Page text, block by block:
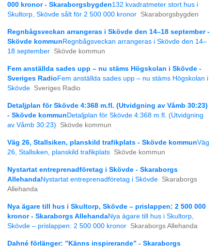
000 kronor - Skaraborgsbygden132 kvadratmeter stort hus i
Skultorp, Skövde sålt för 2 500 000 kronor Skaraborgsbygden
Regnbågsveckan arrangeras i Skövde den 14–18 september -
Skövde kommun Regnbågsveckan arrangeras i Skövde den 14–
18 september Skövde kommun
Fem anställda sades upp – nu stäms Högskolan i Skövde -
Sveriges Radio Fem anställda sades upp – nu stäms Högskolan i
Skövde Sveriges Radio
Detaljplan för Skövde 4:368 m.fl. (Utvidgning av Våmb 30:23)
- Skövde kommun Detaljplan för Skövde 4:368 m.fl. (Utvidgning
av Våmb 30:23)
Skövde kommun
Väg 26, Stallsiken, planskild trafikplats - Skövde kommunVäg
26, Stallsiken, planskild trafikplats Skövde kommun
Nystartat entreprenadföretag i Skövde - Skaraborgs
AllehandaNystartat entreprenadföretag i Skövde Skaraborgs
Allehanda
Nya ägare till hus i Skultorp, Skövde – prislappen: 2 500 000
kronor - Skaraborgs AllehandaNya ägare till hus i Skultorp,
Skövde – prislappen: 2 500 000 kronor Skaraborgs Allehanda
Dahné förlänger: ”Känns inspirerande” - Skaraborgs